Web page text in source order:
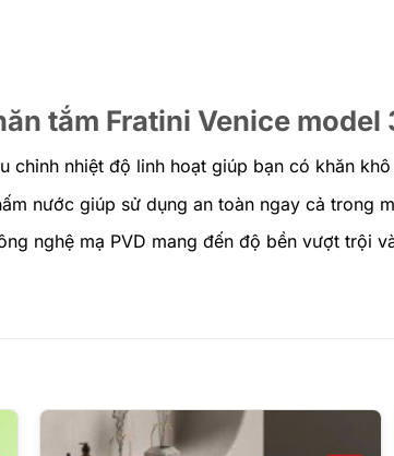
tắm Fratini Venice model
chỉnh nhiệt độ linh hoạt giúp bạn có khăn
nước giúp sử dụng an toàn ngay cả trong
nghệ mạ PVD mang đến độ bền vượt trội